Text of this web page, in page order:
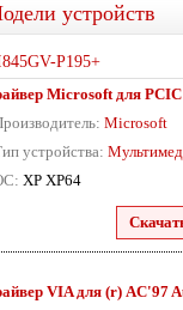
устройств
P195+
Microsoft для
Microsoft
устройства:
XP XP64
VIA для (r) AC'97